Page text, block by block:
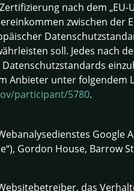
nach dem „EU-
zwischen der
soll. Jedes nach
Anbieter unter folgendem
participant/5780.
Google
Gordon House, Barrow
das